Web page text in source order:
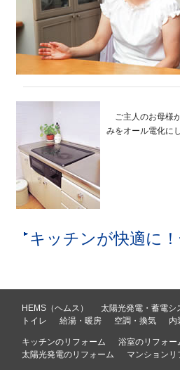
ご主人のお母様
みをオール電化に
キッチンが快適に
HEMS（ヘムス）
太陽光発電・蓄電シ
トイレ
給湯・暖房 空調・換気 内
キッチンのリフォーム
浴室のリフォー
太陽光発電のリフォーム
マンションリ